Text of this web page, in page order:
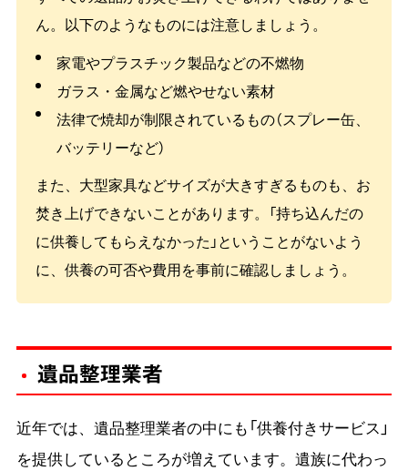
ん。以下のようなものには注意しましょう。
家電やプラスチック製品などの不燃物
ガラス・金属など燃やせない素材
法律で焼却が制限されているもの（スプレー缶、
バッテリーなど）
また、大型家具などサイズが大きすぎるものも、お
焚き上げできないことがあります。「持ち込んだの
に供養してもらえなかった」ということがないよう
に、供養の可否や費用を事前に確認しましょう。
遺品整理業者
近年では、遺品整理業者の中にも「供養付きサービス」
を提供しているところが増えています。遺族に代わっ